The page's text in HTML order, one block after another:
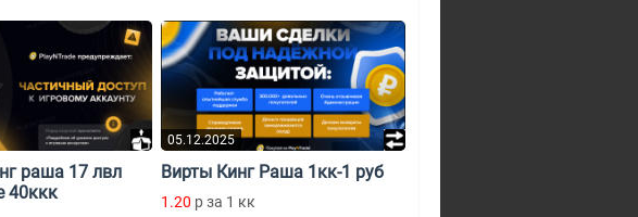
раша 17 лвл
40ккк
05.12.2025
Вирты Кинг Раша 1кк-1 руб
1.20 p за 1 кк